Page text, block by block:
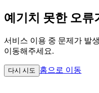
예기치 못한 오류
서비스 이용 중 문제가 발
이동해주세요.
다시 시도 홈으로 이동